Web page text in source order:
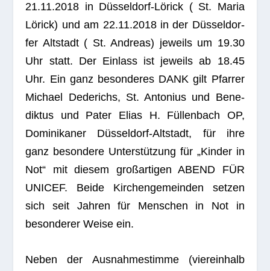
21.11.2018 in Düs­sel­dorf-Lörick ( St. Maria
Lörick) und am 22.11.2018 in der Düs­sel­dor­
fer Alt­stadt ( St. Andreas) jeweils um 19.30
Uhr statt. Der Ein­lass ist jeweils ab 18.45
Uhr. Ein ganz beson­de­res DANK gilt Pfar­rer
Michael Dede­richs, St. Anto­nius und Bene­
dik­tus und Pater Elias H. Fül­len­bach OP,
Domi­ni­ka­ner Düs­sel­dorf-Alt­stadt, für ihre
ganz beson­dere Unter­stüt­zung für „Kin­der in
Not“ mit die­sem groß­ar­ti­gen ABEND FÜR
UNICEF. Beide Kir­chen­ge­mein­den set­zen
sich seit Jah­ren für Men­schen in Not in
beson­de­rer Weise ein.
Neben der Aus­nah­me­stimme (vier­ein­halb